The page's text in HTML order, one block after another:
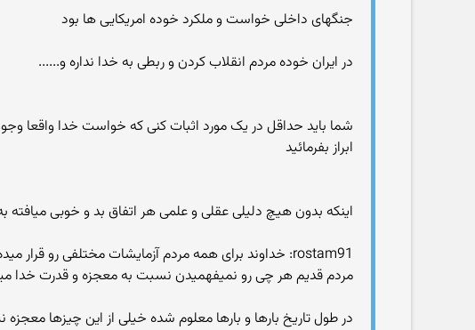
جنگهای داخلی خواست و ملکرد خوده امریکایی ها بود
در ایران خوده مردم انقلاب کردن و ربطی به خدا نداره و......
شما باید حداقل در یک مورد اثبات کنی که خواست خدا واقعا
ابراز بفرمائید
اینکه بدون هیچ دلیلی عقلی و علمی هر اتفاق بد و خوبی
rostam91: خداوند برای همه مردم آزمایشات مختلفی رو قرار میده
مردم قدیم هر چی رو نمیفهمیدن نسبت به معجزه و قدرت خدا
در طول تاریخ بارها و بارها معلوم شده خیلی از این چیزها